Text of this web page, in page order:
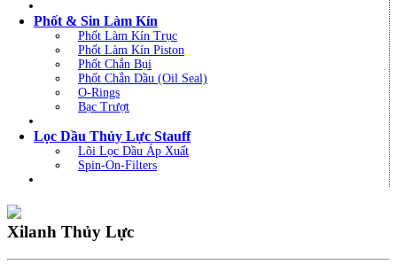
Phốt & Sin Làm Kín
Phốt Làm Kín Trục
Phốt Làm Kín Piston
Phốt Chắn Bụi
Phốt Chắn Dầu (Oil Seal)
O-Rings
Bạc Trượt
Lọc Dầu Thủy Lực Stauff
Lõi Lọc Dầu Áp Xuất
Spin-On-Filters
Xilanh Thủy Lực